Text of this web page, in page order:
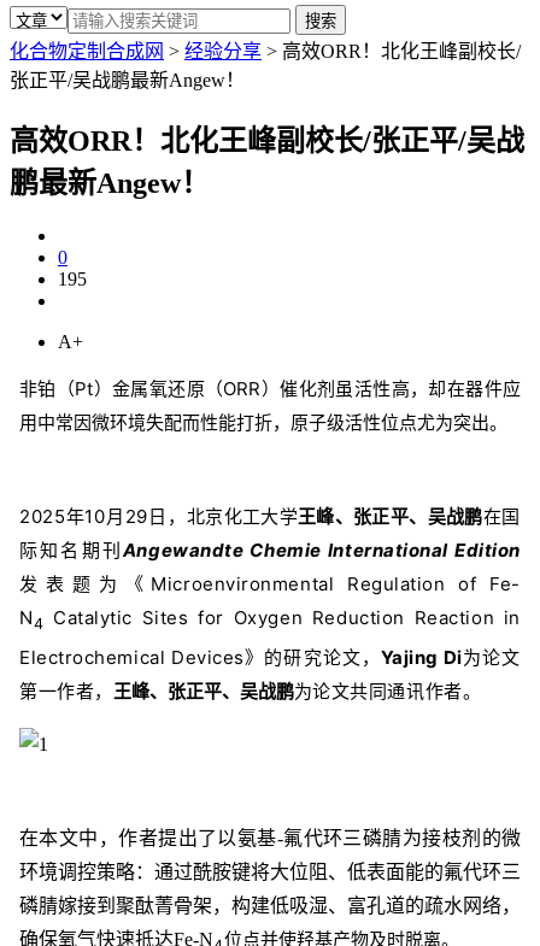
化合物定制合成网 > 经验分享 > 高效ORR！北化王峰副校长/
张正平/吴战鹏最新Angew！
高效ORR！北化王峰副校长/张正平/吴战
鹏最新Angew！
0
195
A+
非铂（Pt）金属氧还原（ORR）催化剂虽活性高，却在器件应
用中常因微环境失配而性能打折，原子级活性位点尤为突出。
2025年10月29日， 北京化工大学王峰、张正平、吴战鹏在国
际知名期刊Angewandte Chemie International Edition
发表题为《Microenvironmental Regulation of Fe-
N4 Catalytic Sites for Oxygen Reduction Reaction in
Electrochemical Devices》的研究论文， Yajing Di为论文
第一作者， 王峰、张正平、吴战鹏为论文共同通讯作者。
在本文中，作者提出了以氨基-氟代环三磷腈为接枝剂的微
环境调控策略：通过酰胺键将大位阻、低表面能的氟代环三
磷腈嫁接到聚酞菁骨架，构建低吸湿、富孔道的疏水网络，
确保氧气快速抵达Fe-N 位点并使羟基产物及时脱离。